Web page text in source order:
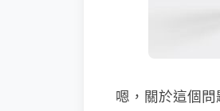
嗯，關於這個